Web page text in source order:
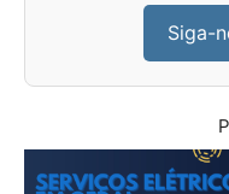
Siga-